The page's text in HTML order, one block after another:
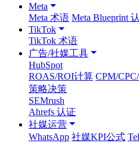
Meta
Meta 术语 Meta Blueprint
TikTok
TikTok 术语
广告/社媒工具
HubSpot
ROAS/ROI计算 CPM/
策略决策
SEMrush
Ahrefs 认证
社媒运营
WhatsApp 社媒KPI公式